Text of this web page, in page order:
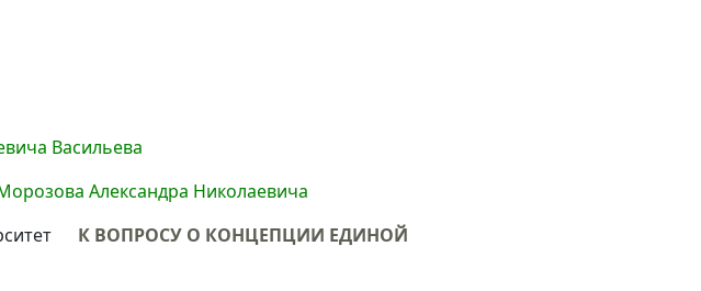
Васильева
Александра Николаевича
К ВОПРОСУ О КОНЦЕПЦИИ ЕДИНОЙ